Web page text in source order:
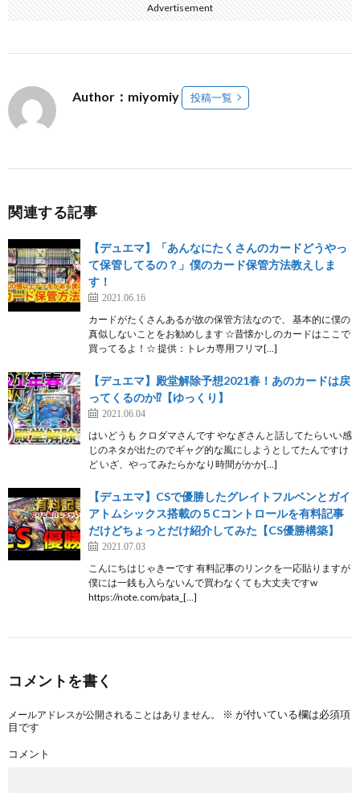
Advertisement
Author：miyomiy 投稿一覧
関連する記事
【デュエマ】「あんなにたくさんのカードどうやっ
て保管してるの？」僕のカード保管方法教えしま
す！
2021.06.16
カードがたくさんあるが故の保管方法なので、 基本的に僕の
真似しないことをお勧めします ☆昔懐かしのカードはここで
買ってるよ！☆ 提供：トレカ専用フリマ[…]
【デュエマ】殿堂解除予想2021春！あのカードは戻
ってくるのか⁉【ゆっくり】
2021.06.04
はいどうも クロダマさんです やなぎさんと話してたらいい感
じのネタが出たのでギャグ的な風にしようとしてたんですけ
ど いざ、やってみたらかなり時間がかか[…]
【デュエマ】CSで優勝したグレイトフルベンとガイ
アトムシックス搭載の５Cコントロールを有料記事
だけどちょっとだけ紹介してみた【CS優勝構築】
2021.07.03
こんにちはじゃきーです 有料記事のリンクを一応貼りますが
僕には一銭も入らないんで買わなくても大丈夫ですw
https://note.com/pata_[…]
コメントを書く
メールアドレスが公開されることはありません。 ※ が付いている欄は必須項
目です
コメント